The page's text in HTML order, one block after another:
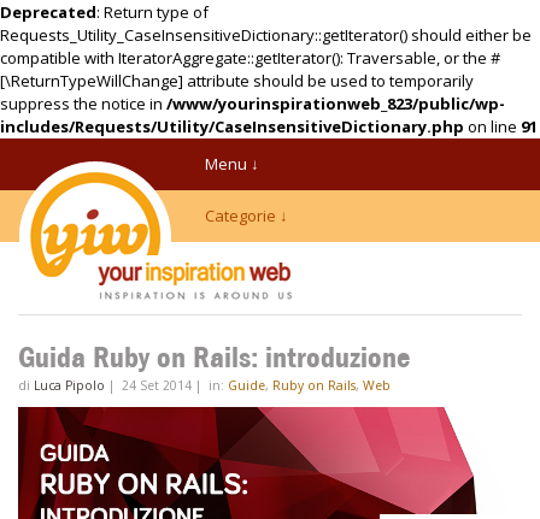
Deprecated: Return type of
Requests_Utility_CaseInsensitiveDictionary::getIterator() should either be
compatible with IteratorAggregate::getIterator(): Traversable, or the #
[\ReturnTypeWillChange] attribute should be used to temporarily
suppress the notice in /www/yourinspirationweb_823/public/wp-
includes/Requests/Utility/CaseInsensitiveDictionary.php on line 91
Menu ↓
Categorie ↓
Guida Ruby on Rails: introduzione
di Luca Pipolo | 24 Set 2014 | in: Guide, Ruby on Rails, Web